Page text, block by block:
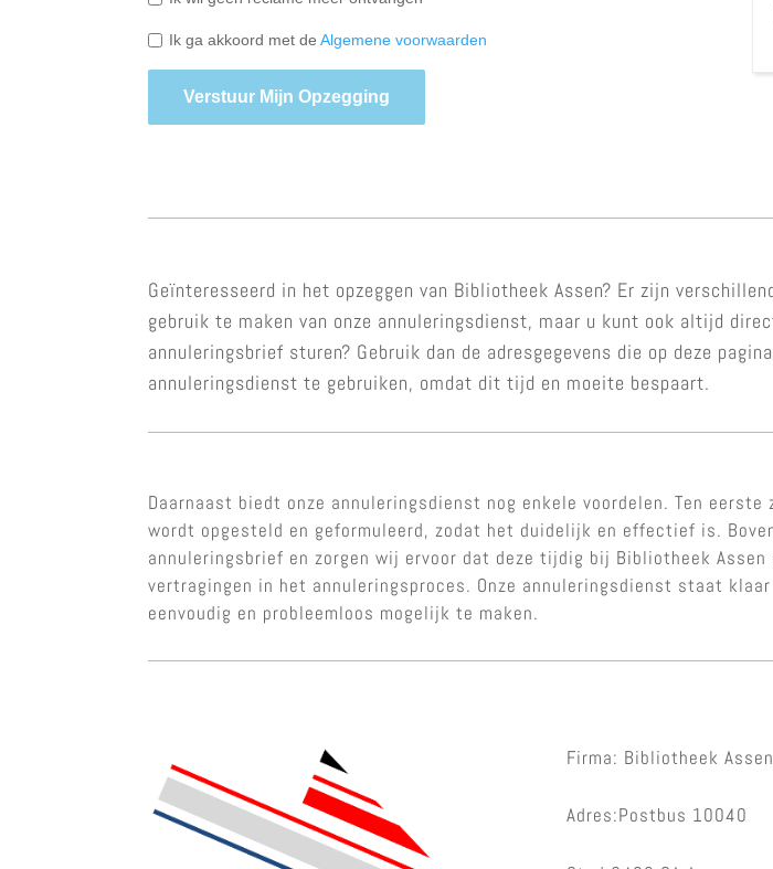
Ik ga akkoord met deAlgemene voorwaarden
Verstuur Mijn Opzegging
Geïnteresseerd in het opzeggen van Bibliotheek Assen? Er zijn
gebruik te maken van onze annuleringsdienst, maar u kunt ook altijd
annuleringsbrief sturen? Gebruik dan de adresgegevens die op deze
annuleringsdienst te gebruiken, omdat dit tijd en moeite bespaart.
Daarnaast biedt onze annuleringsdienst nog enkele voordelen. Ten
wordt opgesteld en geformuleerd, zodat het duidelijk en effectief is.
annuleringsbrief en zorgen wij ervoor dat deze tijdig bij Bibliotheek
vertragingen in het annuleringsproces. Onze annuleringsdienst staat
eenvoudig en probleemloos mogelijk te maken.
Firma: Bibliotheek Assen
Adres:Postbus 10040